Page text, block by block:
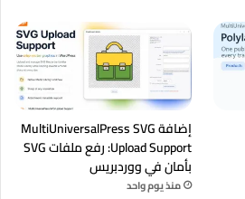
إضافة MultiUniversalPress SVG
Upload Support: رفع ملفات SVG
بأمان في ووردبريس
منذ يوم واحد